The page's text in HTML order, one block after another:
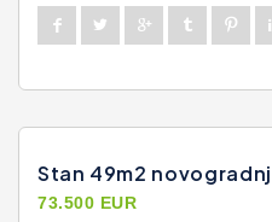
Stan 49m2
73.500 EUR